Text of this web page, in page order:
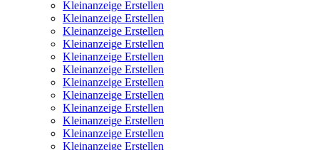
Kleinanzeige Erstellen
Kleinanzeige Erstellen
Kleinanzeige Erstellen
Kleinanzeige Erstellen
Kleinanzeige Erstellen
Kleinanzeige Erstellen
Kleinanzeige Erstellen
Kleinanzeige Erstellen
Kleinanzeige Erstellen
Kleinanzeige Erstellen
Kleinanzeige Erstellen
Kleinanzeige Erstellen